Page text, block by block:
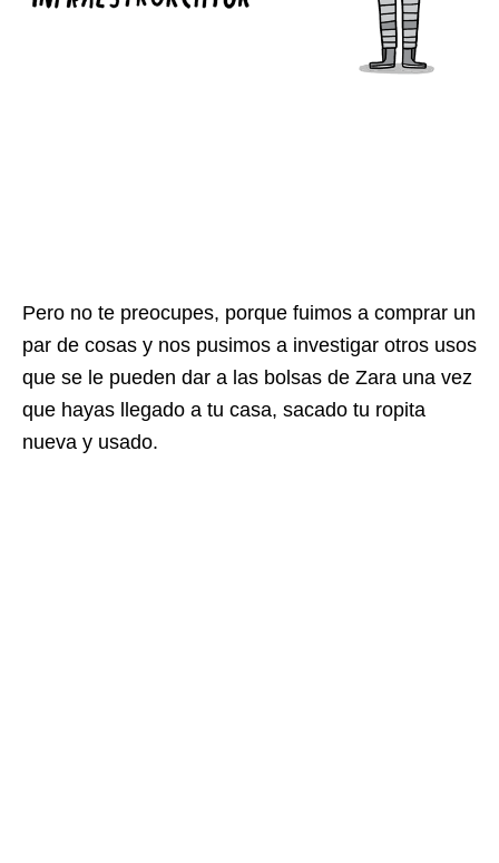
Pero no te preocupes, porque fuimos a comprar un
par de cosas y nos pusimos a investigar otros usos
que se le pueden dar a las bolsas de Zara una vez
que hayas llegado a tu casa, sacado tu ropita
nueva y usado.